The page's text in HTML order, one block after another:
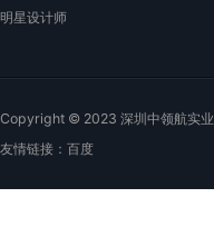
明星设计师
Copyright © 2023 深圳中领航实业
友情链接： 百度